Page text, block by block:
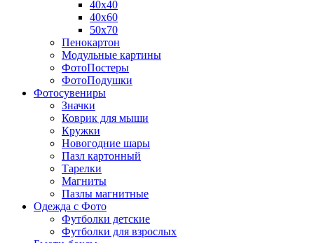
40х40
40х60
50х70
Пенокартон
Модульные картины
ФотоПостеры
ФотоПодушки
Фотоcувениры
Значки
Коврик для мыши
Кружки
Новогодние шары
Пазл картонный
Тарелки
Магниты
Пазлы магнитные
Одежда с Фото
Футболки детские
Футболки для взрослых